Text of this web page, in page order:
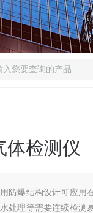
体检测仪
防爆结构设计可应用
处理等需要连续检测